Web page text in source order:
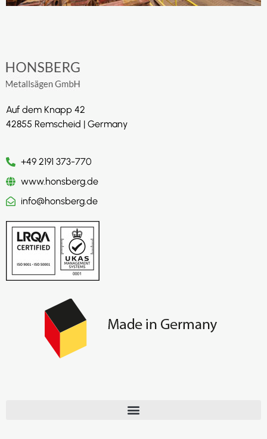
Auf dem Knapp 42
42855 Remscheid | Germany
+49 2191 373-770
www.honsberg.de
info@honsberg.de